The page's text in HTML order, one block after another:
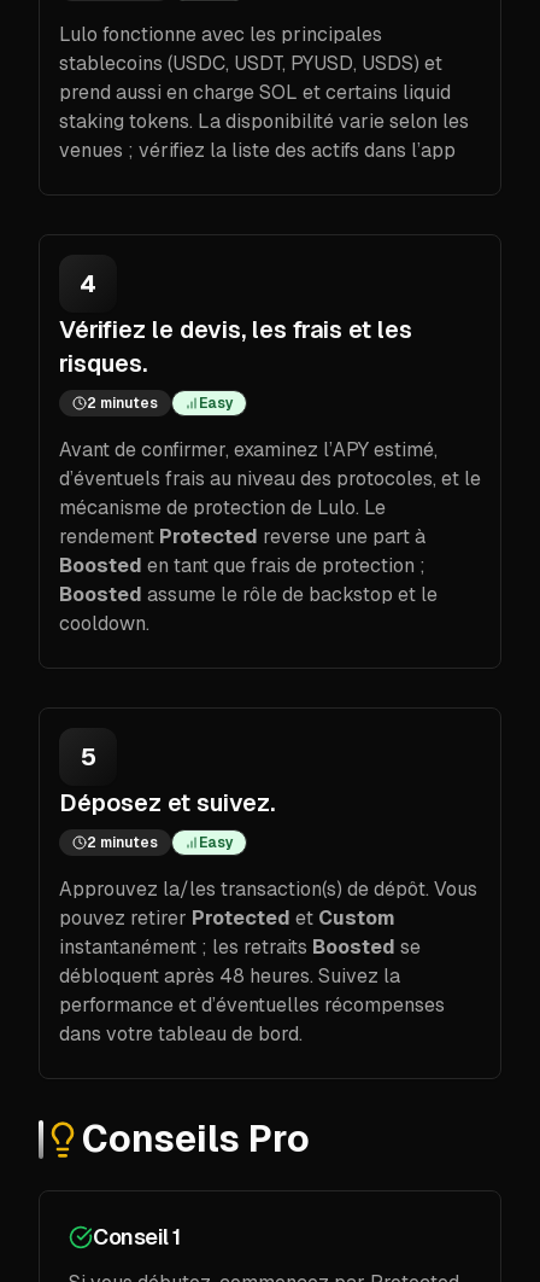
Lulo fonctionne avec les principales
stablecoins (USDC, USDT, PYUSD, USDS) et
prend aussi en charge SOL et certains liquid
staking tokens. La disponibilité varie selon les
venues ; vérifiez la liste des actifs dans l’app
4
Vérifiez le devis, les frais et les
risques.
2 minutes Easy
Avant de confirmer, examinez l’APY estimé,
d’éventuels frais au niveau des protocoles, et le
mécanisme de protection de Lulo. Le
rendement Protected reverse une part à
Boosted en tant que frais de protection ;
Boosted assume le rôle de backstop et le
cooldown.
5
Déposez et suivez.
2 minutes Easy
Approuvez la/les transaction(s) de dépôt. Vous
pouvez retirer Protected et Custom
instantanément ; les retraits Boosted se
débloquent après 48 heures. Suivez la
performance et d’éventuelles récompenses
dans votre tableau de bord.
Conseils Pro
Conseil 1